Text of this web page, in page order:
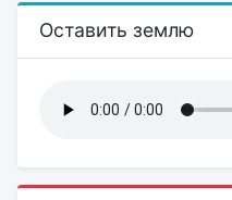
Оставить землю